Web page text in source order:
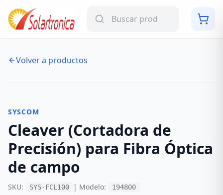
Volver a productos
SYSCOM
Cleaver (Cortadora de
Precisión) para Fibra Óptica
de campo
SKU: SYS-FCL100 | Modelo: 194800